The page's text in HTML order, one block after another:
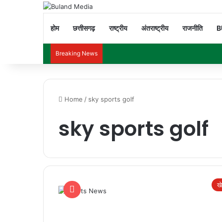
होम छत्तीसगढ़ राष्ट्रीय अंतराष्ट्रीय राजनीति
Breaking News
Home / sky sports golf
sky sports golf